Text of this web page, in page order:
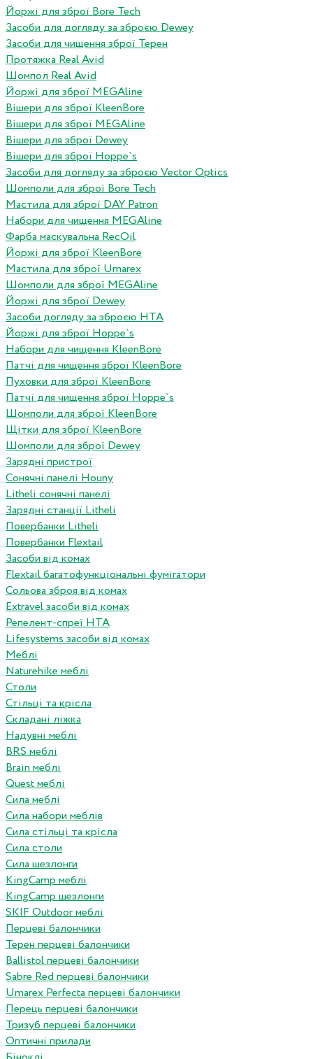
Йоржі для зброї Bore Tech
Засоби для догляду за зброєю Dewey
Засоби для чищення зброї Терен
Протяжка Real Avid
Шомпол Real Avid
Йоржі для зброї MEGAline
Вішери для зброї KleenBore
Вішери для зброї MEGAline
Вішери для зброї Dewey
Вішери для зброї Hoppe`s
Засоби для догляду за зброєю Vector Optics
Шомполи для зброї Bore Tech
Мастила для зброї DAY Patron
Набори для чищення MEGAline
Фарба маскувальна RecOil
Йоржі для зброї KleenBore
Мастила для зброї Umarex
Шомполи для зброї MEGAline
Йоржі для зброї Dewey
Засоби догляду за зброєю HTA
Йоржі для зброї Hoppe`s
Набори для чищення KleenBore
Патчі для чищення зброї KleenBore
Пуховки для зброї KleenBore
Патчі для чищення зброї Hoppe`s
Шомполи для зброї KleenBore
Щітки для зброї KleenBore
Шомполи для зброї Dewey
Зарядні пристрої
Сонячні панелі Houny
Litheli сонячні панелі
Зарядні станції Litheli
Повербанки Litheli
Повербанки Flextail
Засоби від комах
Flextail багатофункціональні фумігатори
Сольова зброя від комах
Extravel засоби від комах
Репелент-спреї HTA
Lifesystems засоби від комах
Меблі
Naturehike меблі
Столи
Стільці та крісла
Складані ліжка
Надувні меблі
BRS меблі
Brain меблі
Quest меблі
Сила меблі
Сила набори меблів
Сила стільці та крісла
Сила столи
Сила шезлонги
KingCamp меблі
KingCamp шезлонги
SKIF Outdoor меблі
Перцеві балончики
Терен перцеві балончики
Ballistol перцеві балончики
Sabre Red перцеві балончики
Umarex Perfecta перцеві балончики
Перець перцеві балончики
Тризуб перцеві балончики
Оптичні прилади